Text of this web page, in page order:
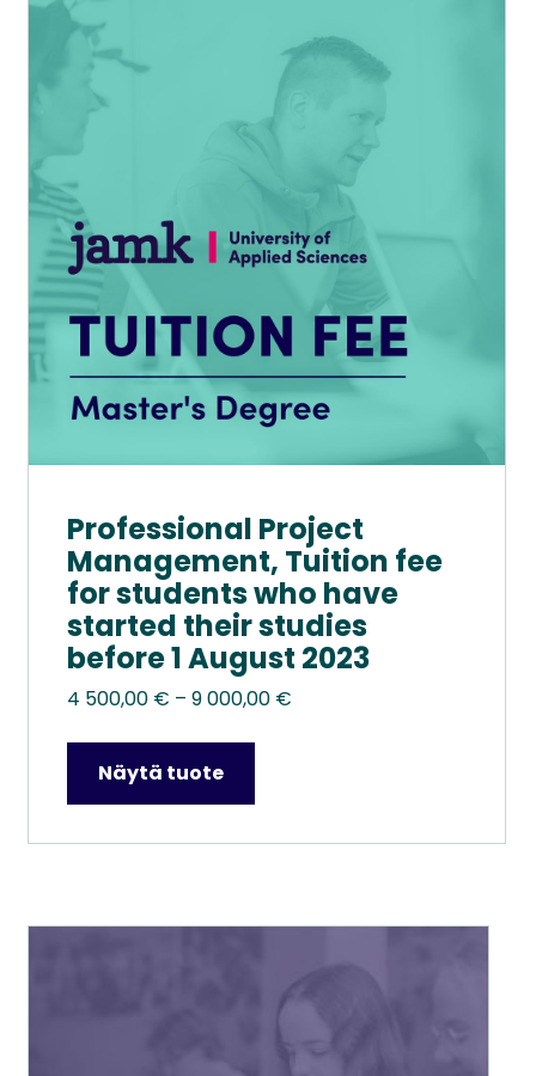
Professional Project
Management, Tuition fee
for students who have
started their studies
before 1 August 2023
4 500,00 € – 9 000,00 €Hintaluokka:
000,00 €
Näytä tuote
tuotteella
useampi
tehdä
valinnat
tuotteen
sivulla.